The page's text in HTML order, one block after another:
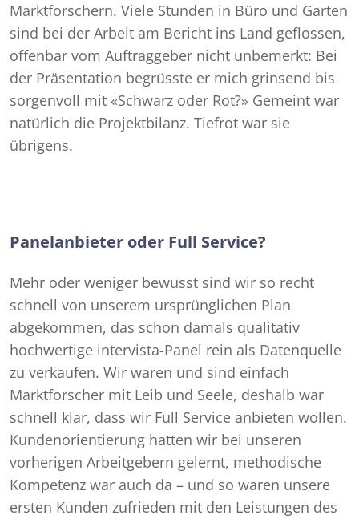
Marktforschern. Viele Stunden in Büro und Garten
sind bei der Arbeit am Bericht ins Land geflossen,
offenbar vom Auftraggeber nicht unbemerkt: Bei
der Präsentation begrüsste er mich grinsend bis
sorgenvoll mit «Schwarz oder Rot?» Gemeint war
natürlich die Projektbilanz. Tiefrot war sie
übrigens.
Panelanbieter oder Full Service?
Mehr oder weniger bewusst sind wir so recht
schnell von unserem ursprünglichen Plan
abgekommen, das schon damals qualitativ
hochwertige intervista-Panel rein als Datenquelle
zu verkaufen. Wir waren und sind einfach
Marktforscher mit Leib und Seele, deshalb war
schnell klar, dass wir Full Service anbieten wollen.
Kundenorientierung hatten wir bei unseren
vorherigen Arbeitgebern gelernt, methodische
Kompetenz war auch da – und so waren unsere
ersten Kunden zufrieden mit den Leistungen des